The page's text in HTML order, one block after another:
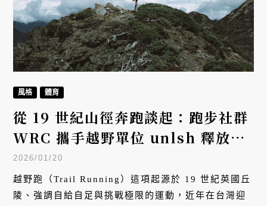
風格 體育
從 19 世紀山徑奔跑談起：跑步社群
WRC 攜手越野單位 unlsh 釋放山
林野性，國手陳威廷、張致遠帶你用
越野跑重新定義跑步與旅遊
2026/01/20
越野跑（Trail Running）這項起源於 19 世紀英國丘
陵、強調自給自足與挑戰極限的運動，近年在台灣迎